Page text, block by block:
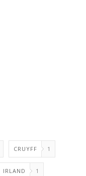
CRUYFF 1
IRLAND 1